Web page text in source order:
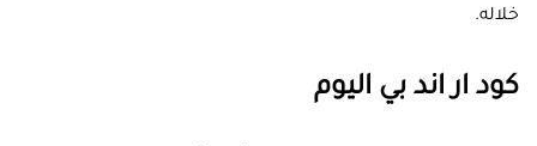
خلاله.
كود ار اند بي اليوم